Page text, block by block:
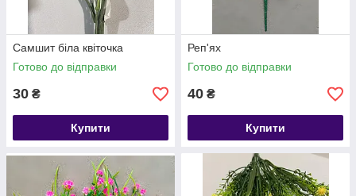
Самшит біла квіточка
Готово до відправки
30 ₴
Купити
Реп'ях
Готово до відправки
40 ₴
Купити